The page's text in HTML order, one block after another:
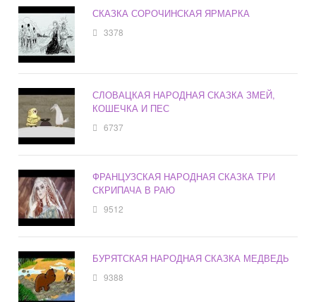
СКАЗКА СОРОЧИНСКАЯ ЯРМАРКА
3378
СЛОВАЦКАЯ НАРОДНАЯ СКАЗКА ЗМЕЙ,
КОШЕЧКА И ПЕС
6737
ФРАНЦУЗСКАЯ НАРОДНАЯ СКАЗКА ТРИ
СКРИПАЧА В РАЮ
9512
БУРЯТСКАЯ НАРОДНАЯ СКАЗКА МЕДВЕДЬ
9388